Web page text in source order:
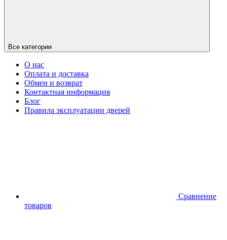
Все категории
О нас
Оплата и доставка
Обмен и возврат
Контактная информация
Блог
Правила эксплуатации дверей
Сравнение
товаров